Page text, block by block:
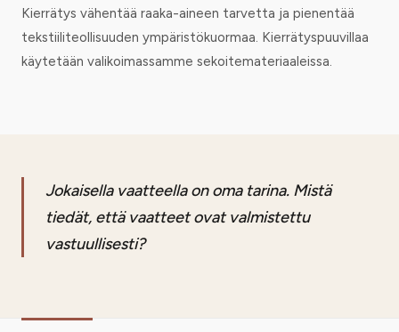
Kierrätys vähentää raaka-aineen tarvetta ja pienentää
tekstiiliteollisuuden ympäristökuormaa. Kierrätyspuuvillaa
käytetään valikoimassamme sekoitemateriaaleissa.
Jokaisella vaatteella on oma tarina. Mistä
tiedät, että vaatteet ovat valmistettu
vastuullisesti?